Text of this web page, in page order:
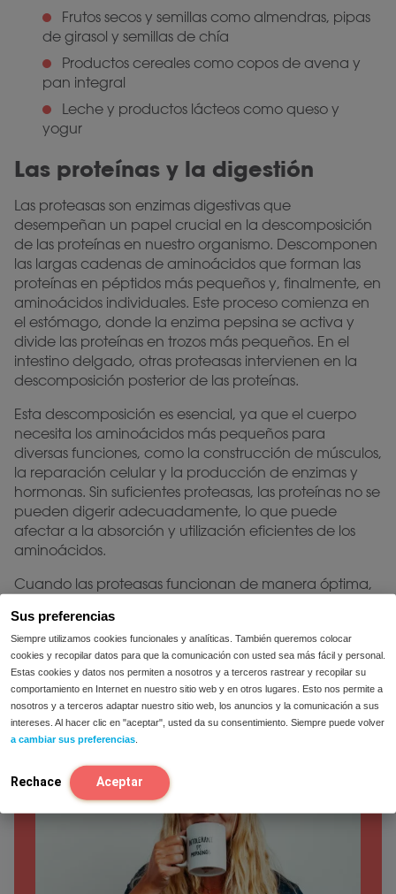
Sus preferencias
Siempre utilizamos cookies funcionales y analíticas. También queremos colocar
cookies y recopilar datos para que la comunicación con usted sea más fácil y personal.
Estas cookies y datos nos permiten a nosotros y a terceros rastrear y recopilar su
comportamiento en Internet en nuestro sitio web y en otros lugares. Esto nos permite a
nosotros y a terceros adaptar nuestro sitio web, los anuncios y la comunicación a sus
intereses. Al hacer clic en "aceptar", usted da su consentimiento. Siempre puede volver
a cambiar sus preferencias
Rechace Aceptar
Frutos secos y semillas como almendras, pipas
de girasol y semillas de chía
Productos cereales como copos de avena y
pan integral
Leche y productos lácteos como queso y
yogur
Las proteínas y la digestión
Las proteasas son enzimas digestivas que
desempeñan un papel crucial en la descomposición
de las proteínas en nuestro organismo. Descomponen
las largas cadenas de aminoácidos que forman las
proteínas en péptidos más pequeños y, finalmente, en
aminoácidos individuales. Este proceso comienza en
el estómago, donde la enzima pepsina se activa y
divide las proteínas en trozos más pequeños. En el
intestino delgado, otras proteasas intervienen en la
descomposición posterior de las proteínas.
Esta descomposición es esencial, ya que el cuerpo
necesita los aminoácidos más pequeños para
diversas funciones, como la construcción de músculos,
la reparación celular y la producción de enzimas y
hormonas. Sin suficientes proteasas, las proteínas no se
pueden digerir adecuadamente, lo que puede
afectar a la absorción y utilización eficientes de los
aminoácidos.
Cuando las proteasas funcionan de manera óptima,
absorbidos eficazmente a través de la pared intestinal
y utilizados por el organismo para obtener energía y
repararse.